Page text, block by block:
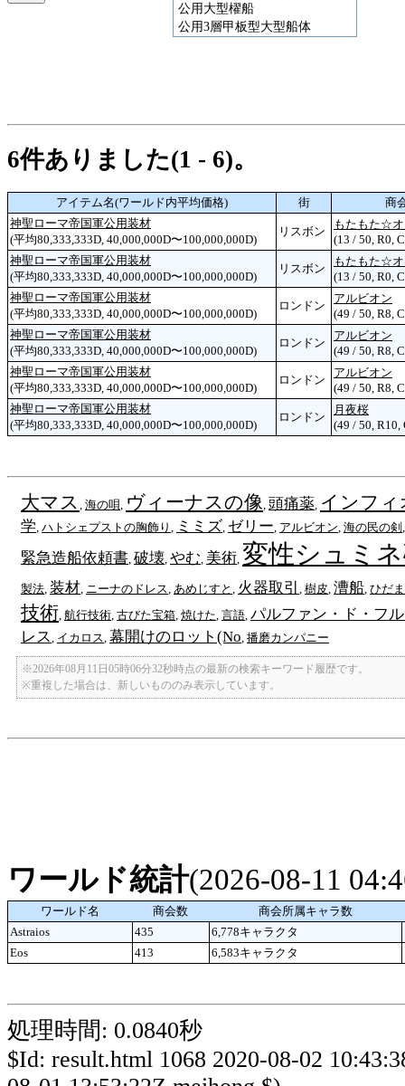
公用大型櫂船
公用3層甲板型大型船体
6件ありました(1 - 6)。
アイテム名(ワールド内平均価格) 街
商
神聖ローマ帝国軍公用装材
(平均80,333,333D, 40,000,000D〜100,000,000D)
リスボン
もたもた☆
(13 / 50, R0,
神聖ローマ帝国軍公用装材
(平均80,333,333D, 40,000,000D〜100,000,000D)
リスボン
もたもた☆
(13 / 50, R0,
神聖ローマ帝国軍公用装材
(平均80,333,333D, 40,000,000D〜100,000,000D)
ロンドン
アルビオン
(49 / 50, R8,
神聖ローマ帝国軍公用装材
(平均80,333,333D, 40,000,000D〜100,000,000D)
ロンドン
アルビオン
(49 / 50, R8,
神聖ローマ帝国軍公用装材
(平均80,333,333D, 40,000,000D〜100,000,000D)
ロンドン
アルビオン
(49 / 50, R8,
神聖ローマ帝国軍公用装材
(平均80,333,333D, 40,000,000D〜100,000,000D)
ロンドン
月夜桜
(49 / 50, R10,
大マス 海の唄 ヴィーナスの像 頭痛薬 インフ
学 ハトシェプストの胸飾り ミミズ ゼリー アルビオン 海の民の剣
緊急造船依頼書 破壊 やむ 美術 変性シュミ
製法 装材 ニーナのドレス あめじすと 火器取引 樹皮 漕船 ひだ
技術 航行技術 古びた宝箱 焼けた 言語 パルファン・ド・フ
レス
イカロス 幕開けのロット(No 播磨カンパニー
※2026年08月11日05時06分32秒時点の最新の検索キーワード履歴です。
※重複した場合は、新しいもののみ表示しています。
ワールド統計(2026-08-11
ワールド名 商会数
商会所属キャラ数
Astraios
435 6,778キャラクタ
Eos
413 6,583キャラクタ
処理時間: 0.0840秒
$Id: result.html 1068 2020-08-02